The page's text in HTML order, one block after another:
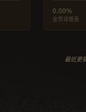
0.00%
金幣尋獲量
最近更